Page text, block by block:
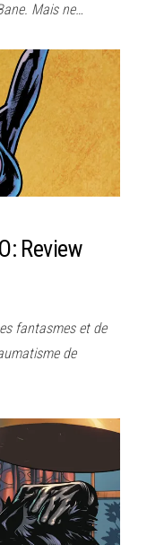
Mais ne…
Review
fantasmes et de
de